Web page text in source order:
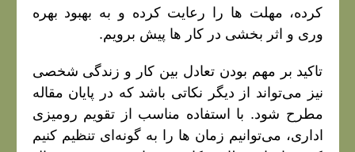
کرده، مهلت‌ ها را رعایت کرده و به بهبود بهره‌
وری و اثر بخشی در کار ها پیش برویم.
تاکید بر مهم بودن تعادل بین کار و زندگی شخصی
نیز می‌تواند از دیگر نکاتی باشد که در پایان مقاله
مطرح شود. با استفاده مناسب از تقویم رومیزی
اداری، می‌توانیم زمان‌ ها را به گونه‌ای تنظیم کنیم